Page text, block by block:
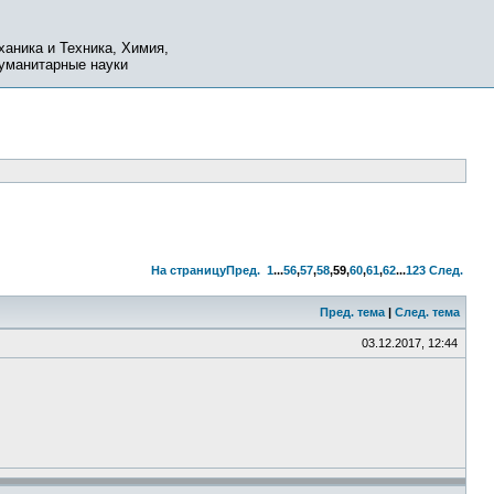
и Техника, Химия,
науки
На страницуПред. 1...56,57,58,59,60,61,62...123 След.
Пред. тема | След. тема
03.12.2017, 12:44